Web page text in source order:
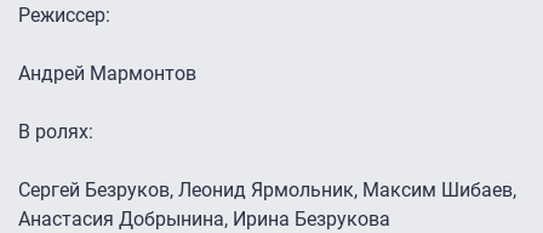
Режиссер:
Андрей Мармонтов
В ролях:
Сергей Безруков, Леонид Ярмольник, Максим Шибаев,
Анастасия Добрынина, Ирина Безрукова